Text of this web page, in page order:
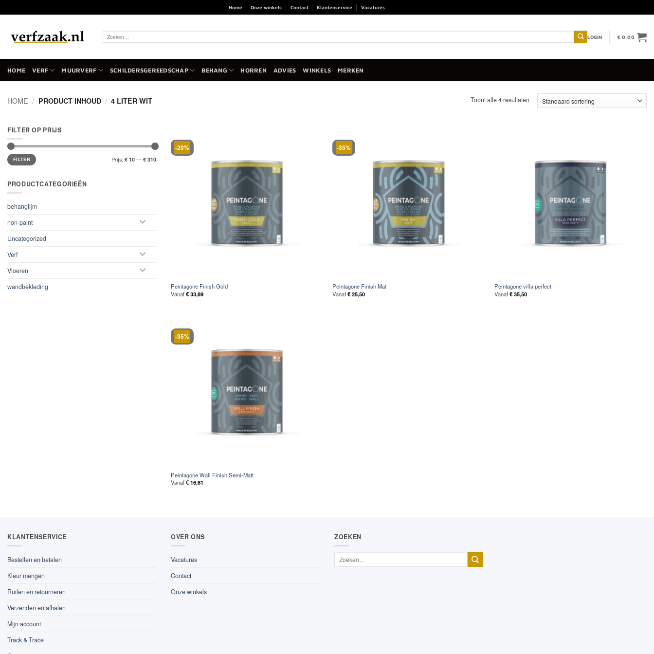
naar
Home Onze winkels Contact Klantenservice Vacatures
Zoeken
naar:
LOGIN €0,00
HOME VERF MUURVERF SCHILDERSGEREEDSCHAP BEHANG HORREN ADVIES WINKELS MERKEN
HOME / PRODUCT INHOUD / 4 LITER WIT Toont alle 4 resultaten
FILTER OP PRIJS
Min.
prijs
Max.
prijsFILTER Prijs: € 10 — € 310
PRODUCTCATEGORIEËN
behanglijm
non-paint
Uncategorized
Verf
Vloeren
wandbekleding
-20%
Peintagone Finish Gold
Vanaf €33,89
-35%
Peintagone Finish Mat
Vanaf €25,50
Peintagone villa perfect
Vanaf€35,50
-35%
Peintagone Wall Finish Semi-Matt
Vanaf €16,61
KLANTENSERVICE
Bestellen en betalen
Kleur mengen
Ruilen en retourneren
Verzenden en afhalen
Mijn account
Track & Trace
OVER ONS
Vacatures
Contact
Onze winkels
ZOEKEN